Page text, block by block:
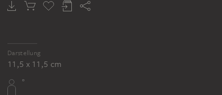
Darstellung
11,5 x 11,5 cm